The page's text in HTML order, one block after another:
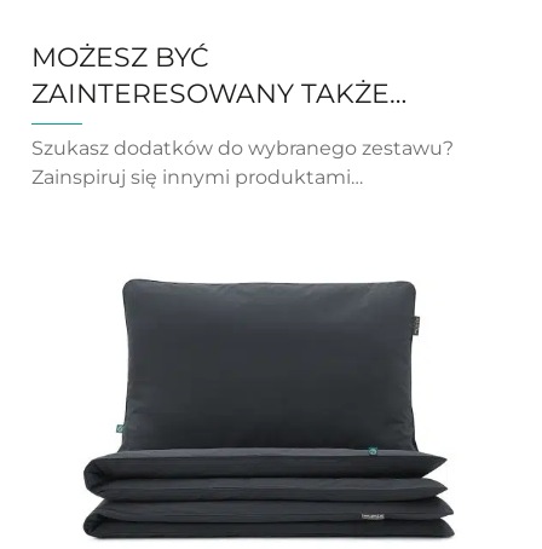
MOŻESZ BYĆ
ZAINTERESOWANY TAKŻE…
Szukasz dodatków do wybranego zestawu?
Zainspiruj się innymi produktami…